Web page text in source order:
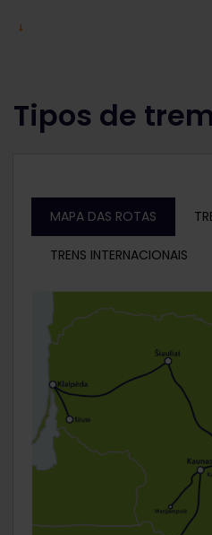
Tipos de
MAPA DAS ROTAS
TRENS INTERNACIONAIS